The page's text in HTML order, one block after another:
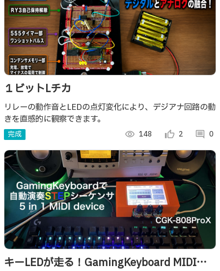
１ビットLチカ
リレーの動作音とLEDの点灯変化により、デジアナ回路の動
きを直感的に観察できます。
完成 visibility 148 thumb_up_alt 2 comment 0
キーLEDが走る！GamingKeyboard MIDIス